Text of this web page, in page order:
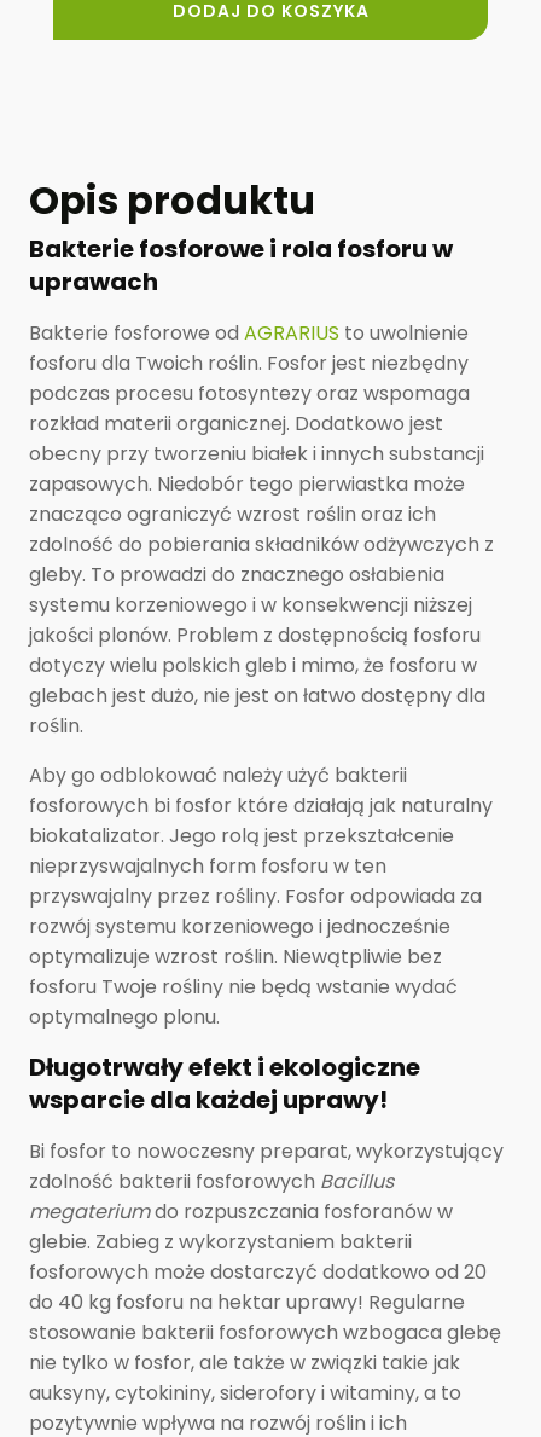
DODAJ DO KOSZYKA
Opis produktu
Bakterie fosforowe i rola fosforu w
uprawach
Bakterie fosforowe od AGRARIUS to uwolnienie
fosforu dla Twoich roślin. Fosfor jest niezbędny
podczas procesu fotosyntezy oraz wspomaga
rozkład materii organicznej. Dodatkowo jest
obecny przy tworzeniu białek i innych substancji
zapasowych. Niedobór tego pierwiastka może
znacząco ograniczyć wzrost roślin oraz ich
zdolność do pobierania składników odżywczych z
gleby. To prowadzi do znacznego osłabienia
systemu korzeniowego i w konsekwencji niższej
jakości plonów. Problem z dostępnością fosforu
dotyczy wielu polskich gleb i mimo, że fosforu w
glebach jest dużo, nie jest on łatwo dostępny dla
roślin.
Aby go odblokować należy użyć bakterii
fosforowych bi fosfor które działają jak naturalny
biokatalizator. Jego rolą jest przekształcenie
nieprzyswajalnych form fosforu w ten
przyswajalny przez rośliny. Fosfor odpowiada za
rozwój systemu korzeniowego i jednocześnie
optymalizuje wzrost roślin. Niewątpliwie bez
fosforu Twoje rośliny nie będą wstanie wydać
optymalnego plonu.
Długotrwały efekt i ekologiczne
wsparcie dla każdej uprawy!
Bi fosfor to nowoczesny preparat, wykorzystujący
zdolność bakterii fosforowych Bacillus
megateriumdo rozpuszczania fosforanów w
glebie. Zabieg z wykorzystaniem bakterii
fosforowych może dostarczyć dodatkowo od 20
do 40 kg fosforu na hektar uprawy! Regularne
stosowanie bakterii fosforowych wzbogaca glebę
nie tylko w fosfor, ale także w związki takie jak
auksyny, cytokininy, siderofory i witaminy, a to
pozytywnie wpływa na rozwój roślin i ich